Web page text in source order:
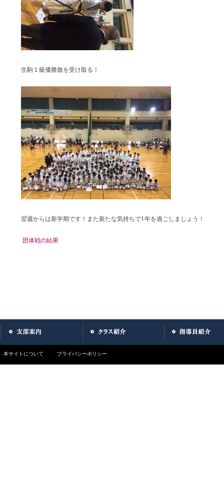
生駒１級優勝旗を受け取る！
翌週からは新学期です！また新たな気持ちで1年を過ごしましょう！
団体戦の結果
本サイトについて プライバシーポリシー